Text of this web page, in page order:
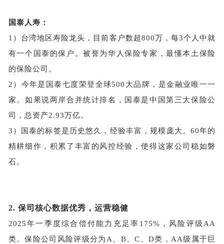
国泰人寿：
1） 台湾地区寿险龙头，目前客户数超800万，每3个人中就
有一个国泰的保户。被誉为华人保险专家，最懂本土保险
的保险公司。
2） 今年是国泰七度荣登全球500大品牌，是金融业唯一一
家。如果说两岸合并统计排名，国泰是中国第三大保险公
司，总资产2.93万亿。
3）
国泰的标签是历史悠久，经验丰富，规模庞大。60年的
精耕细作，积累了丰富的风控经验，使得这家公司稳如磐
石。
2. 保司核心数据优秀，运营稳健
2025年一季度综合偿付能力充足率175%，风险评级AA
类。保险公司风险评级分为A、B、C、D类，AA级属于巨